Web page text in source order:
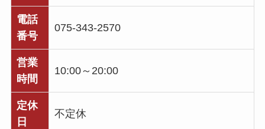
電話
番号
075-343-2570
営業
時間
10:00～20:00
定休
日
不定休